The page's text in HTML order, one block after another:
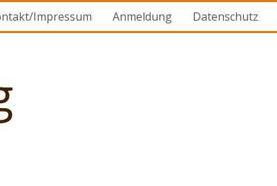
Impressum Anmeldung Datenschutz